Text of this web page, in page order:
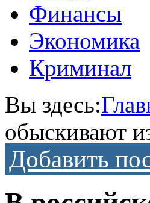
Финансы
Экономика
Криминал
Вы здесь:
обыскивают
Добавить